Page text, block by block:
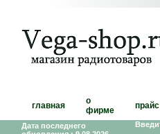
главная
о
фирме
прайс
Дата последнего